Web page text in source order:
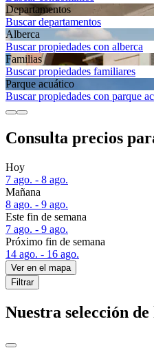
Departa­mentos
Buscar departamentos
Alberca
Buscar propiedades con alberca
Familias
Buscar propiedades familiares
Parque acuático
Buscar propiedades con parque
Consulta precios
Hoy
7 ago. - 8 ago.
Mañana
8 ago. - 9 ago.
Este fin de semana
7 ago. - 9 ago.
Próximo fin de semana
14 ago. - 16 ago.
Ver en el mapa
Filtrar
Nuestra selección de